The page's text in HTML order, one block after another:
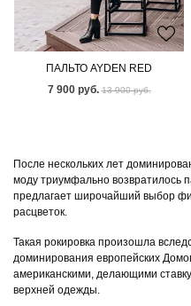
ПАЛЬТО AYDEN RED
7 900 руб. 13 900 руб.
После нескольких лет
моду триумфально возвратилось
предлагает широчайший выбор
расцветок.
Такая рокировка произошла
доминирования европейских
американскими, делающими
верхней одежды.